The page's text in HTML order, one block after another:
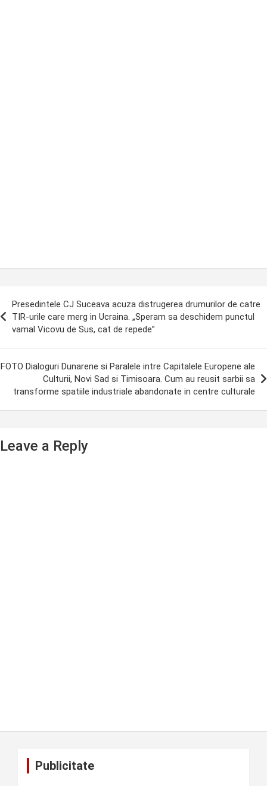
Presedintele CJ Suceava acuza distrugerea drumurilor de catre
TIR-urile care merg in Ucraina. „Speram sa deschidem punctul
vamal Vicovu de Sus, cat de repede”
FOTO Dialoguri Dunarene si Paralele intre Capitalele Europene ale
Culturii, Novi Sad si Timisoara. Cum au reusit sarbii sa
transforme spatiile industriale abandonate in centre culturale
Leave a Reply
Publicitate